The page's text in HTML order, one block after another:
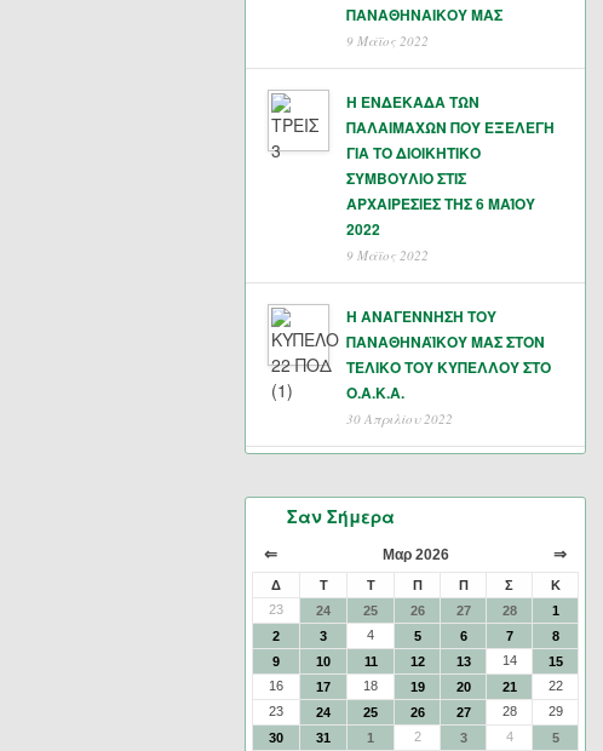
ΠΑΝΑΘΗΝΑΙΚΟΥ ΜΑΣ
9 Μάϊος 2022
Η ΕΝΔΕΚΑΔΑ ΤΩΝ
ΠΑΛΑΙΜΑΧΩΝ ΠΟΥ ΕΞΕΛΕΓΗ
ΓΙΑ ΤΟ ΔΙΟΙΚΗΤΙΚΟ
ΣΥΜΒΟΥΛΙΟ ΣΤΙΣ
ΑΡΧΑΙΡΕΣΙΕΣ ΤΗΣ 6 ΜΑΊΟΥ
2022
9 Μάϊος 2022
Η ΑΝΑΓΕΝΝΗΣΗ ΤΟΥ
ΠΑΝΑΘΗΝΑΪΚΟΥ ΜΑΣ ΣΤΟΝ
ΤΕΛΙΚΟ ΤΟΥ ΚΥΠΕΛΛΟΥ ΣΤΟ
Ο.Α.Κ.Α.
30 Απριλίου 2022
Σαν Σήμερα
⇐ Μαρ 2026 ⇒
Δ Τ Τ Π Π Σ
Κ
23
24 25 26 27 28
1
2
3 4 5 6 7
8
9
10 11 12 13 14
15
16
17 18 19 20 21
22
23
24 25 26 27 28
29
30
31 1 2 3 4 5